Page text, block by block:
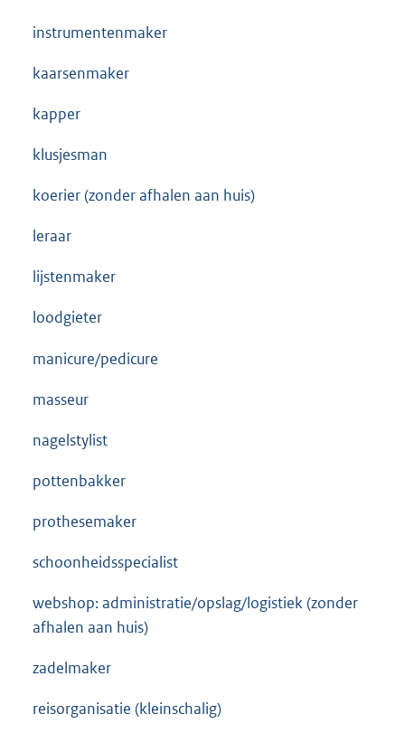
instrumentenmaker
kaarsenmaker
kapper
klusjesman
koerier (zonder afhalen aan huis)
leraar
lijstenmaker
loodgieter
manicure/pedicure
masseur
nagelstylist
pottenbakker
prothesemaker
schoonheidsspecialist
webshop: administratie/opslag/logistiek (zonder
afhalen aan huis)
zadelmaker
reisorganisatie (kleinschalig)